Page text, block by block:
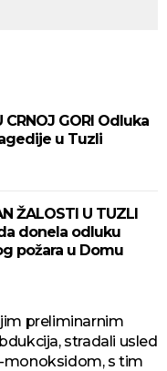
CRNOJ GORI Odluka
u Tuzli
ŽALOSTI U TUZLI
donela odluku
požara u Domu
preliminarnim
stradali usled
monoksidom, s tim